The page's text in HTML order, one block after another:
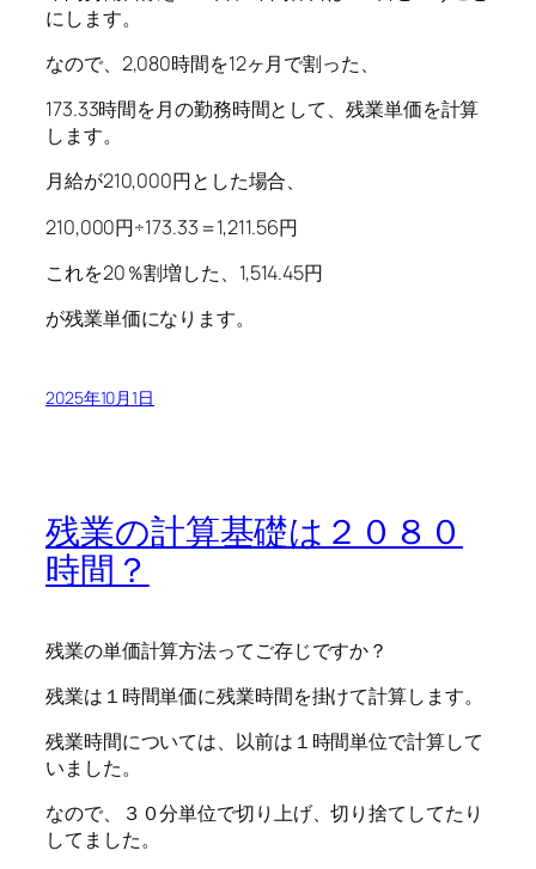
にします。
なので、2,080時間を12ヶ月で割った、
173.33時間を月の勤務時間として、残業単価を計算
します。
月給が210,000円とした場合、
210,000円÷173.33＝1,211.56円
これを20％割増した、1,514.45円
が残業単価になります。
2025年10月1日
残業の計算基礎は２０８０
時間？
残業の単価計算方法ってご存じですか？
残業は１時間単価に残業時間を掛けて計算します。
残業時間については、以前は１時間単位で計算して
いました。
なので、３０分単位で切り上げ、切り捨てしてたり
してました。